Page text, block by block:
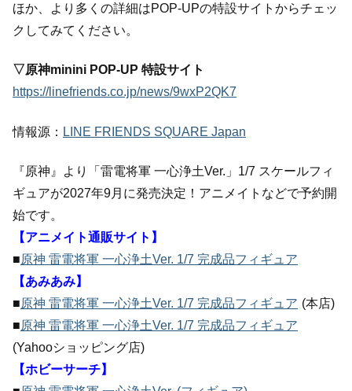
ほか、より多くの詳細はPOP-UPの特設サイトからチェッ
クしてみてください。
▽原神minini POP-UP 特設サイト
https://linefriends.co.jp/news/9wxP2QK7
情報源： LINE FRIENDS SQUARE Japan
『原神』より「雷電将軍 一心浄土Ver.」1/7 スケールフィ
ギュアが2027年9月に発売決定！アニメイトなどで予約開
始です。
【アニメイト通販サイト】
■原神 雷電将軍 一心浄土Ver. 1/7 完成品フィギュア
【あみあみ】
■原神 雷電将軍 一心浄土Ver. 1/7 完成品フィギュア (本店)
■原神 雷電将軍 一心浄土Ver. 1/7 完成品フィギュア
(Yahooショッピング店)
【ホビーサーチ】